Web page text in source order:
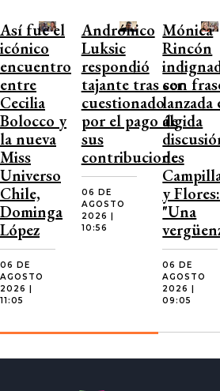
Así fue el
icónico
encuentro
entre
Cecilia
Bolocco y
la nueva
Miss
Universo
Chile,
Dominga
López
06 DE
AGOSTO
2026 |
11:05
Andrónico
Luksic
respondió
tajante tras ser
cuestionado
por el pago de
sus
contribuciones
06 DE
AGOSTO
2026 |
10:56
Mónica
Rincón
con
lanzada
álgida
de
y Flores:
"Una
06 DE
AGOSTO
2026 |
09:05